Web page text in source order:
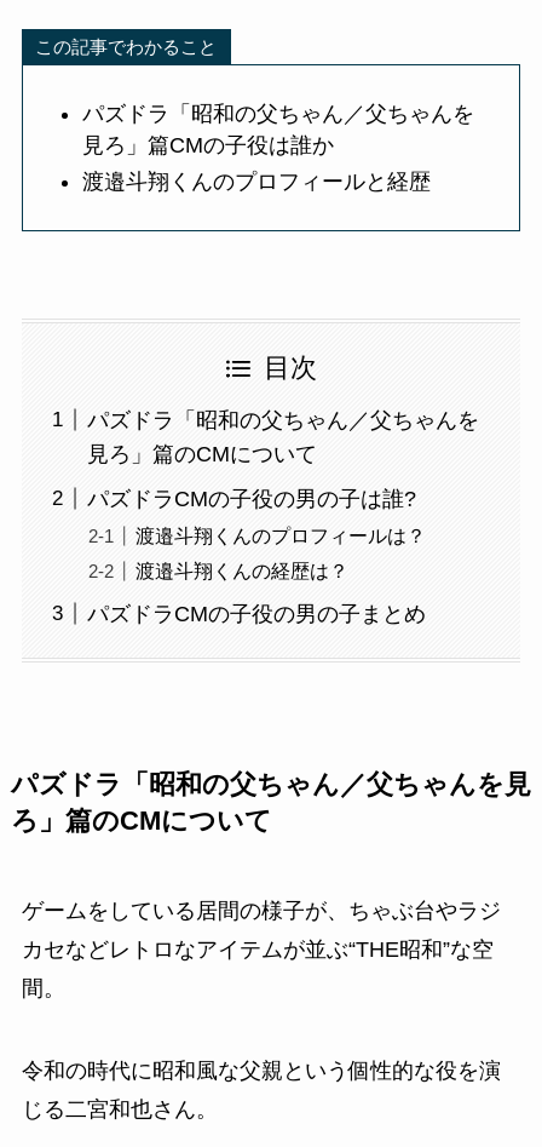
この記事でわかること
パズドラ「昭和の父ちゃん／父ちゃんを
見ろ」篇CMの子役は誰か
渡邉斗翔くんのプロフィールと経歴
目次
パズドラ「昭和の父ちゃん／父ちゃんを
見ろ」篇のCMについて
パズドラCMの子役の男の子は誰?
渡邉斗翔くんのプロフィールは？
渡邉斗翔くんの経歴は？
パズドラCMの子役の男の子まとめ
パズドラ「昭和の父ちゃん／父ちゃんを見
ろ」篇のCMについて
ゲームをしている居間の様子が、ちゃぶ台やラジ
カセなどレトロなアイテムが並ぶ“THE昭和”な空
間。
令和の時代に昭和風な父親という個性的な役を演
じる二宮和也さん。